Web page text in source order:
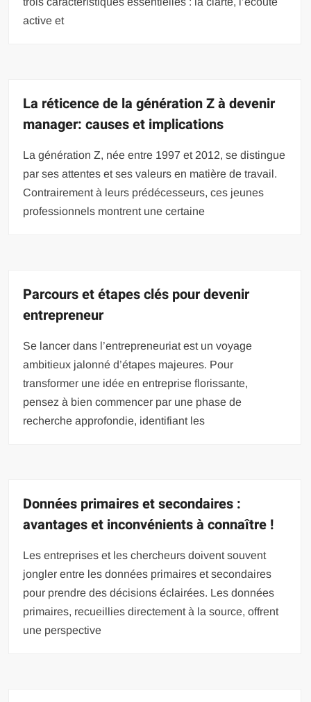
active et
La réticence de la génération Z à devenir
manager: causes et implications
La génération Z, née entre 1997 et 2012, se distingue
par ses attentes et ses valeurs en matière de travail.
Contrairement à leurs prédécesseurs, ces jeunes
professionnels montrent une certaine
Parcours et étapes clés pour devenir
entrepreneur
Se lancer dans l’entrepreneuriat est un voyage
ambitieux jalonné d’étapes majeures. Pour
transformer une idée en entreprise florissante,
pensez à bien commencer par une phase de
recherche approfondie, identifiant les
Données primaires et secondaires :
avantages et inconvénients à connaître !
Les entreprises et les chercheurs doivent souvent
jongler entre les données primaires et secondaires
pour prendre des décisions éclairées. Les données
primaires, recueillies directement à la source, offrent
une perspective